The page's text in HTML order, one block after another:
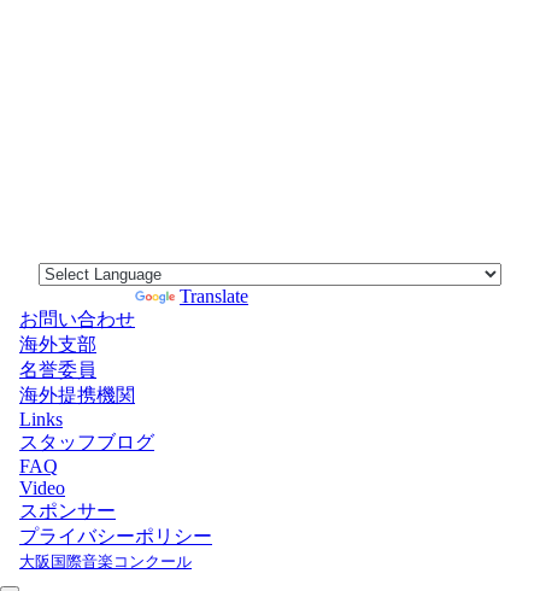
Translate
お問い合わせ
海外支部
名誉委員
海外提携機関
Links
スタッフブログ
FAQ
Video
スポンサー
プライバシーポリシー
大阪国際音楽コンクール